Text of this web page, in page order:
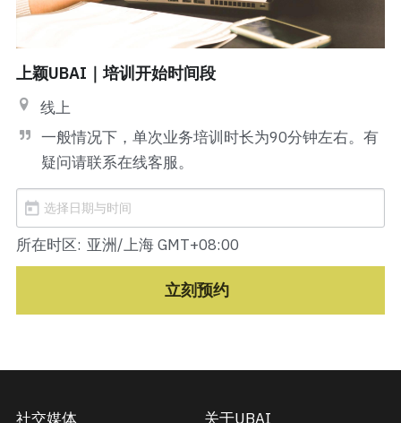
培训签到
赛事技术合作
近期活动
校园招聘
联合创始人的信
上颖服务中心
AI留学
AI雅思口语
AI自动文书
ATEd 康德与林
AI画廊
AI艺术
AI音乐
AI法律
法律咨询
合同审查
登录
搜索
上颖UBAI｜培训开始时间段
线上
一般情况下，单次业务培训时长为90分钟左右。有
疑问请联系在线客服。
所在时区: 亚洲/上海 GMT+08:00
立刻预约
社交媒体 关于UBAI
上颖观点